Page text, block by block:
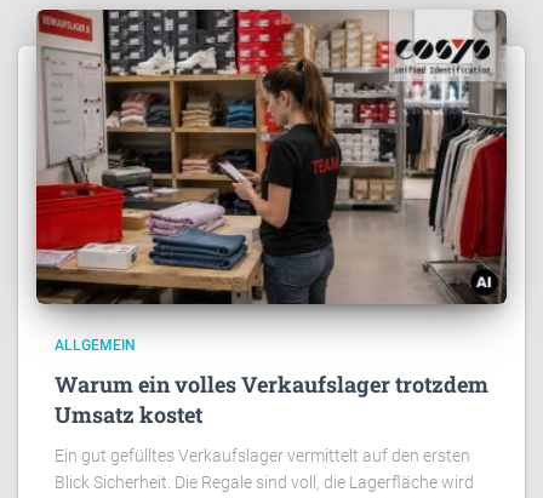
ALLGEMEIN
Warum ein volles Verkaufslager trotzdem
Umsatz kostet
Ein gut gefülltes Verkaufslager vermittelt auf den ersten
Blick Sicherheit. Die Regale sind voll, die Lagerfläche wird